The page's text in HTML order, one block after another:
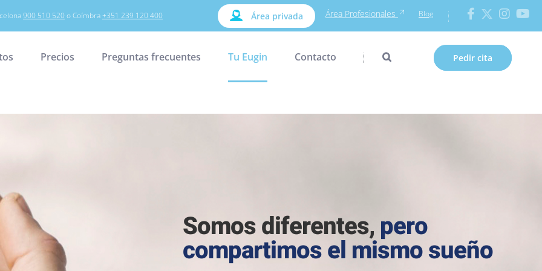
900 510 520 o Coímbra+351 239 120 400 Área privada Área Profesionales Blog
Precios Preguntas frecuentes Tu Eugin Contacto Pedir cita
Somos diferentes, pero
compartimos el mismo sueño